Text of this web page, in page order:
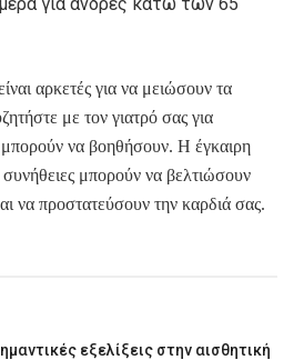
αρκετές για να μειώσουν τα
με τον γιατρό σας για
να βοηθήσουν. Η έγκαιρη
συνήθειες μπορούν να βελτιώσουν
να προστατεύσουν την καρδιά σας.
εξελίξεις στην αισθητική